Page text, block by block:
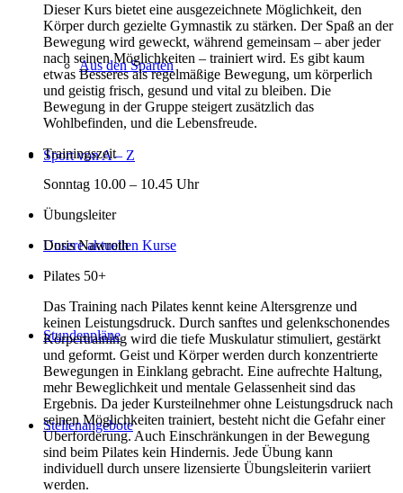
Aus den Sparten
Sport von A – Z
Unsere aktuellen Kurse
Stundenpläne
Stellenangebote
Dieser Kurs bietet eine ausgezeichnete Möglichkeit, den
Körper durch gezielte Gymnastik zu stärken. Der Spaß an der
Bewegung wird geweckt, während gemeinsam – aber jeder
nach seinen Möglichkeiten – trainiert wird. Es gibt kaum
etwas Besseres als regelmäßige Bewegung, um körperlich
und geistig frisch, gesund und vital zu bleiben. Die
Bewegung in der Gruppe steigert zusätzlich das
Wohlbefinden, und die Lebensfreude.
Trainingszeit
Sonntag 10.00 – 10.45 Uhr
Übungsleiter
Doris Nawroth
Pilates 50+
Das Training nach Pilates kennt keine Altersgrenze und
keinen Leistungsdruck. Durch sanftes und gelenkschonendes
Körpertraining wird die tiefe Muskulatur stimuliert, gestärkt
und geformt. Geist und Körper werden durch konzentrierte
Bewegungen in Einklang gebracht. Eine aufrechte Haltung,
mehr Beweglichkeit und mentale Gelassenheit sind das
Ergebnis. Da jeder Kursteilnehmer ohne Leistungsdruck nach
seinen Möglichkeiten trainiert, besteht nicht die Gefahr einer
Überforderung. Auch Einschränkungen in der Bewegung
sind beim Pilates kein Hindernis. Jede Übung kann
individuell durch unsere lizensierte Übungsleiterin variiert
werden.